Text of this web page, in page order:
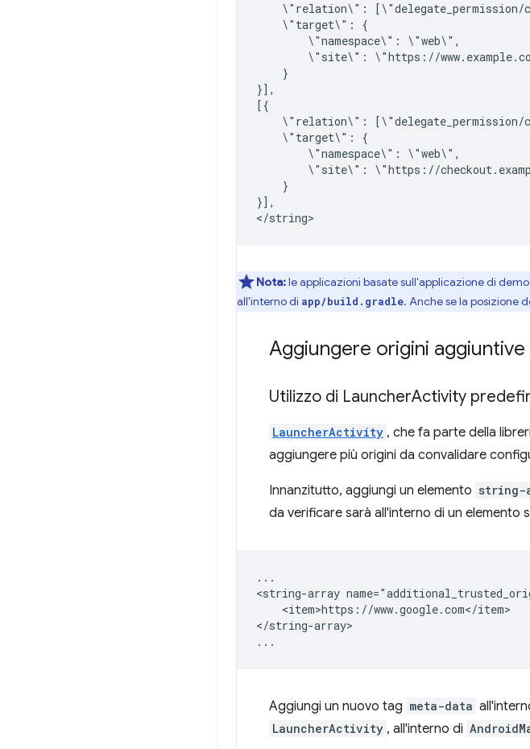
\"relation\":
\"target\":
\"namespace\":
\"site\":
}
}],
\"relation\":
\"target\":
\"namespace\":
\"site\":
}
}],
Nota:le applicazioni basate sull'applicazione di demo
all'interno di app/build.gradle. Anche se la posizione
Aggiungere origini aggiuntive
Utilizzo di LauncherActivity
LauncherActivity , che fa parte della
aggiungere più origini da convalidare
Innanzitutto, aggiungi un elemento string-
da verificare sarà all'interno di un elemento
...
<string-array
<item>https://www.google.com</item>
</string-array>
Aggiungi un nuovo tag meta-data
LauncherActivity , all'interno di